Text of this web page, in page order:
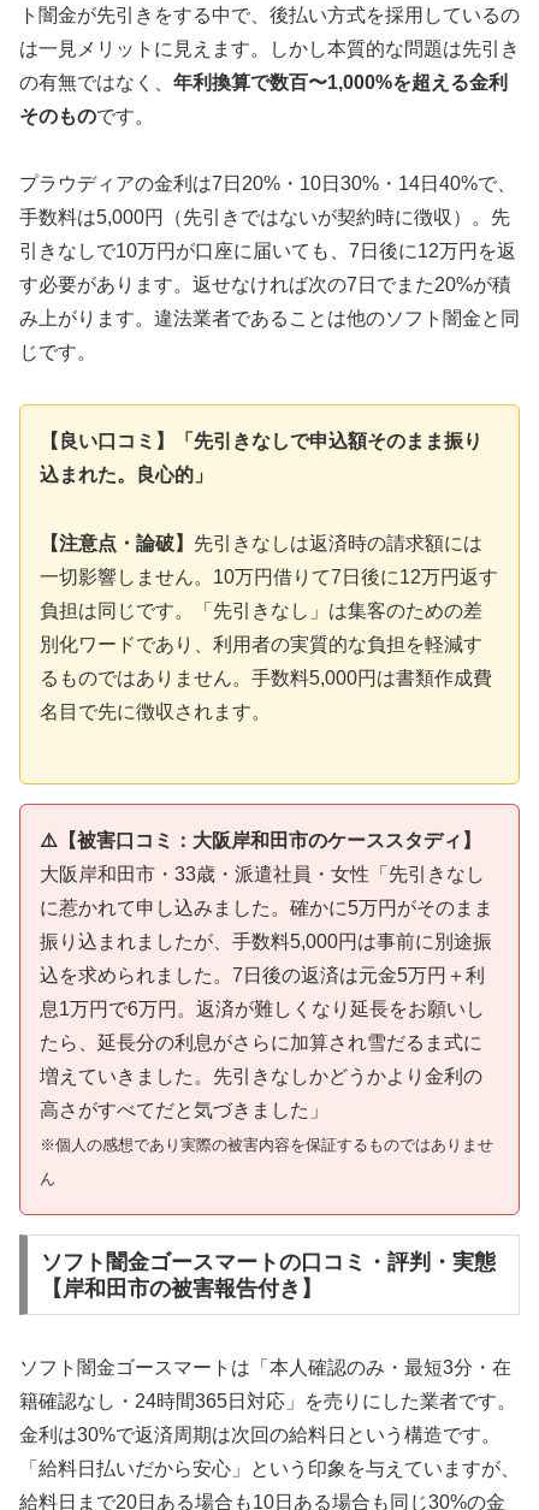
ト闇金が先引きをする中で、後払い方式を採用しているの
は一見メリットに見えます。しかし本質的な問題は先引き
の有無ではなく、 年利換算で数百〜1,000%を超える金利
そのものです。
プラウディアの金利は7日20%・10日30%・14日40%で、
手数料は5,000円（先引きではないが契約時に徴収）。先
引きなしで10万円が口座に届いても、7日後に12万円を返
す必要があります。返せなければ次の7日でまた20%が積
み上がります。違法業者であることは他のソフト闇金と同
じです。
【良い口コミ】「先引きなしで申込額そのまま振り
込まれた。良心的」
【注意点・論破】 先引きなしは返済時の請求額には
一切影響しません。10万円借りて7日後に12万円返す
負担は同じです。「先引きなし」は集客のための差
別化ワードであり、利用者の実質的な負担を軽減す
るものではありません。手数料5,000円は書類作成費
名目で先に徴収されます。
⚠️【被害口コミ：大阪岸和田市のケーススタディ】
大阪岸和田市・33歳・派遣社員・女性「先引きなし
に惹かれて申し込みました。確かに5万円がそのまま
振り込まれましたが、手数料5,000円は事前に別途振
込を求められました。7日後の返済は元金5万円＋利
息1万円で6万円。返済が難しくなり延長をお願いし
たら、延長分の利息がさらに加算され雪だるま式に
増えていきました。先引きなしかどうかより金利の
高さがすべてだと気づきました」
※個人の感想であり実際の被害内容を保証するものではありませ
ん
ソフト闇金ゴースマートの口コミ・評判・実態
【岸和田市の被害報告付き】
ソフト闇金ゴースマートは「本人確認のみ・最短3分・在
籍確認なし・24時間365日対応」を売りにした業者です。
金利は30%で返済周期は次回の給料日という構造です。
「給料日払いだから安心」という印象を与えていますが、
給料日まで20日ある場合も10日ある場合も同じ30%の金